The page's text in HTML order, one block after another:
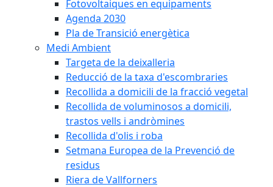
Fotovoltaiques en equipaments
Agenda 2030
Pla de Transició energètica
Medi Ambient
Targeta de la deixalleria
Reducció de la taxa d'escombraries
Recollida a domicili de la fracció vegetal
Recollida de voluminosos a domicili,
trastos vells i andròmines
Recollida d'olis i roba
Setmana Europea de la Prevenció de
residus
Riera de Vallforners